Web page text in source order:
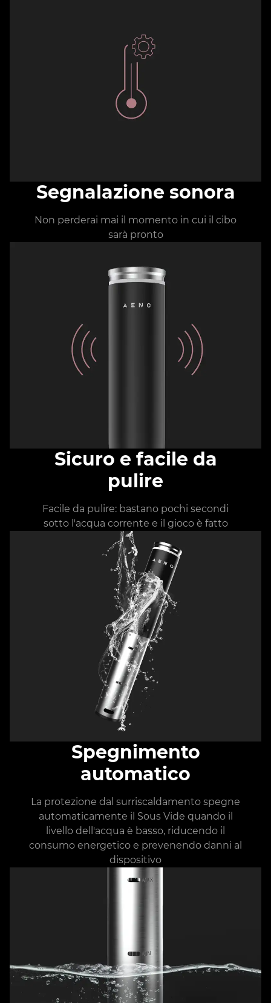
Segnalazione sonora
Non perderai mai il momento in cui il cibo
sarà pronto
Sicuro e facile da
pulire
Facile da pulire: bastano pochi secondi
sotto l'acqua corrente e il gioco è fatto
Spegnimento
automatico
La protezione dal surriscaldamento spegne
automaticamente il Sous Vide quando il
livello dell'acqua è basso, riducendo il
consumo energetico e prevenendo danni al
dispositivo